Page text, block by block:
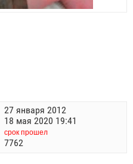
27 января 2012
18 мая 2020 19:41
срок прошел
7762